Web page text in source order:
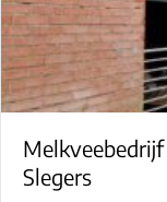
Slegers